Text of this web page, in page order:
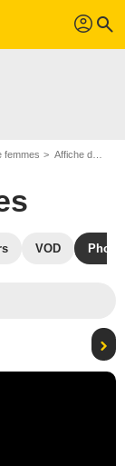
profil search
femmes Affiche du film Village de femmes - Photo 1
VOD